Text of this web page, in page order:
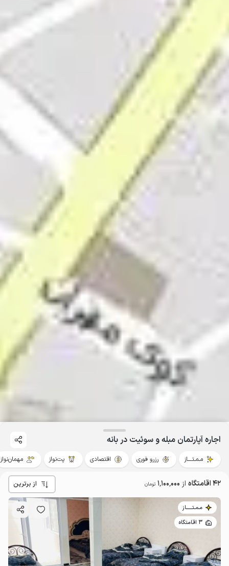
اجاره آپارتمان مبله و سوئیت در بانه
مـمـتــــاز رزرو فوری اقتصادی پت‌نواز مهمان‌نواز
42 اقامتگاه از 1٬100٬000 تومان از برترین
مـمـتــــــاز
3 اقامتگاه